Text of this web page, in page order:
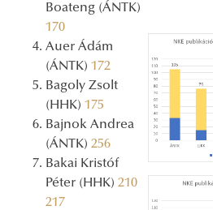
Boateng (ÁNTK)
170
Auer Ádám
(ÁNTK) 172
Bagoly Zsolt
(HHK) 175
Bajnok Andrea
(ÁNTK) 256
Bakai Kristóf
Péter (HHK) 210
217